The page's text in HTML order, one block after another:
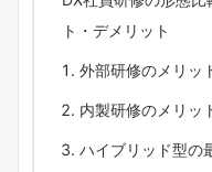
ト・デメリット
外部研修のメリッ
内製研修のメリッ
ハイブリッド型の